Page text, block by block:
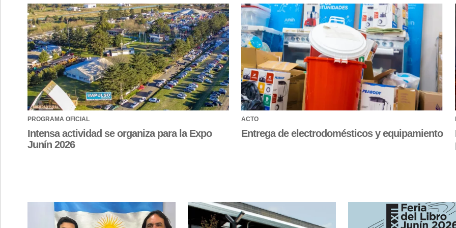
PROGRAMA OFICIAL
Intensa actividad se organiza para la Expo
Junín 2026
ACTO
Entrega de electrodomésticos y equipamiento